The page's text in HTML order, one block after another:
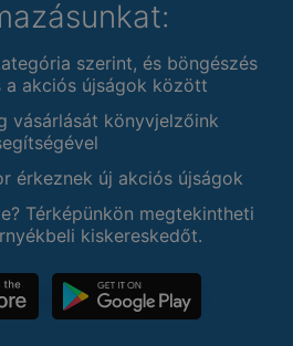
szerint, és böngészés
a akciós újságok között
vásárlását könyvjelzőink
érkeznek új akciós újságok
Térképünkön megtekintheti
kiskereskedőt.